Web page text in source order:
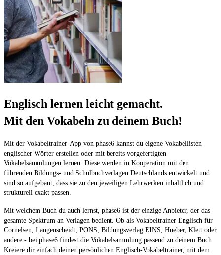
Englisch lernen leicht gemacht.
Mit den Vokabeln zu deinem Buch!
Mit der Vokabeltrainer-App von phase6 kannst du eigene Vokabellisten
englischer Wörter erstellen oder mit bereits vorgefertigten
Vokabelsammlungen lernen. Diese werden in Kooperation mit den
führenden Bildungs- und Schulbuchverlagen Deutschlands entwickelt und
sind so aufgebaut, dass sie zu den jeweiligen Lehrwerken inhaltlich und
strukturell exakt passen.
Mit welchem Buch du auch lernst, phase6 ist der einzige Anbieter, der das
gesamte Spektrum an Verlagen bedient. Ob als Vokabeltrainer Englisch für
Cornelsen, Langenscheidt, PONS, Bildungsverlag EINS, Hueber, Klett oder
andere - bei phase6 findest die Vokabelsammlung passend zu deinem Buch.
Kreiere dir einfach deinen persönlichen Englisch-Vokabeltrainer, mit dem